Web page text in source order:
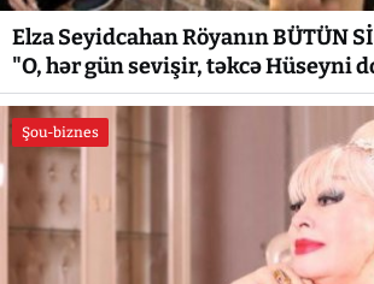
Elza Seyidcahan Röyanın BÜTÜN
"O, hər gün sevişir, təkcə Hüseyni
Şou-biznes